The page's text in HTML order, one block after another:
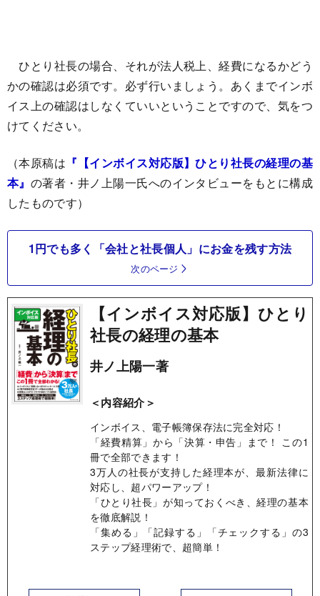
ひとり社長の場合、それが法人税上、経費になるかどう
かの確認は必須です。必ず行いましょう。あくまでインボ
イス上の確認はしなくていいということですので、気をつ
けてください。
（本原稿は 『【インボイス対応版】ひとり社長の経理の基
本』 の著者・井ノ上陽一氏へのインタビューをもとに構成
したものです）
1円でも多く「会社と社長個人」にお金を残す方法
次のページ
【インボイス対応版】ひとり
社長の経理の基本
井ノ上陽一著
＜内容紹介＞
インボイス、電子帳簿保存法に完全対応！
「経費精算」から「決算・申告」まで！ この1
冊で全部できます！
3万人の社長が支持した経理本が、最新法律に
対応し、超パワーアップ！
「ひとり社長」が知っておくべき、経理の基本
を徹底解説！
「集める」「記録する」「チェックする」の3
ステップ経理術で、超簡単！